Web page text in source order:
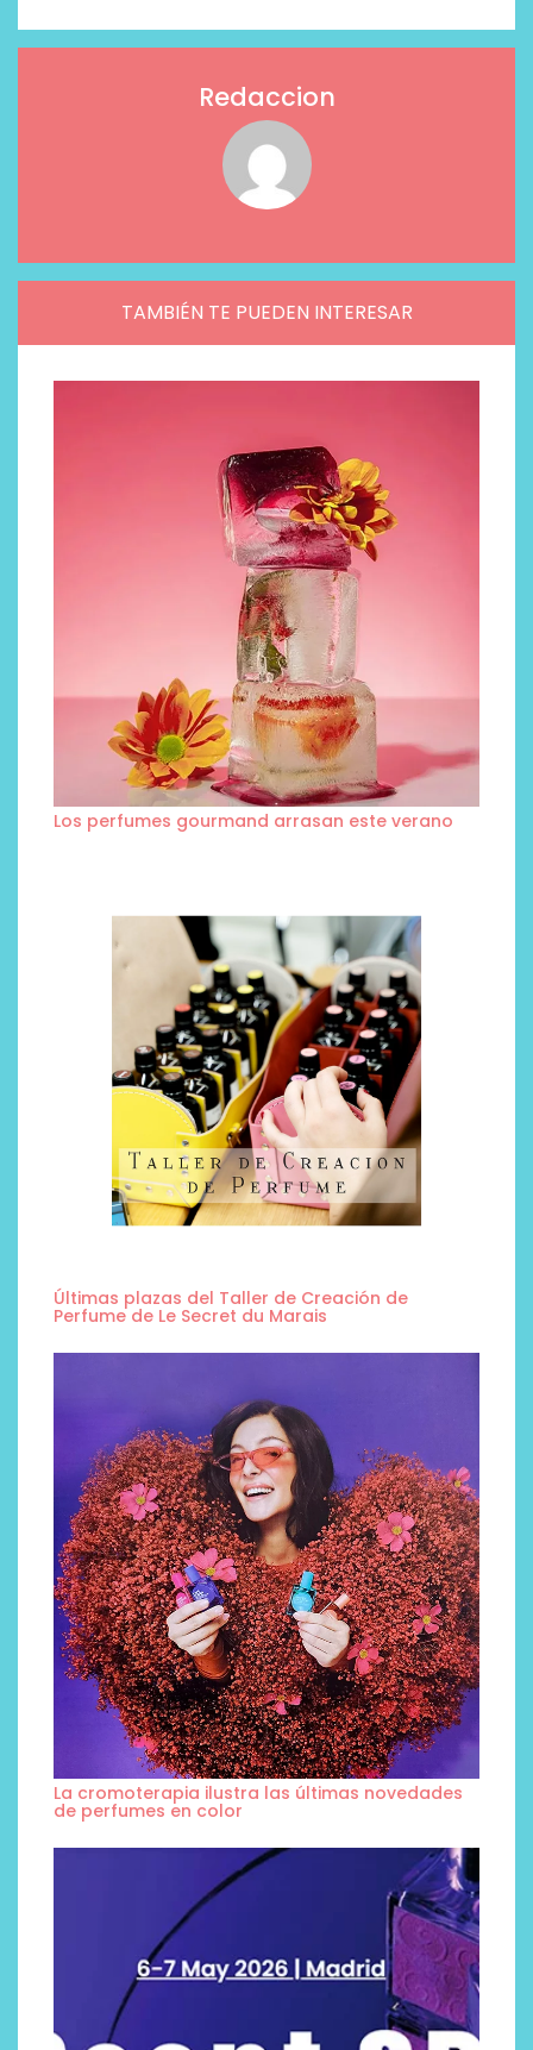
Redaccion
TAMBIÉN TE PUEDEN INTERESAR
Los perfumes gourmand arrasan este verano
Últimas plazas del Taller de Creación de
Perfume de Le Secret du Marais
La cromoterapia ilustra las últimas novedades
de perfumes en color